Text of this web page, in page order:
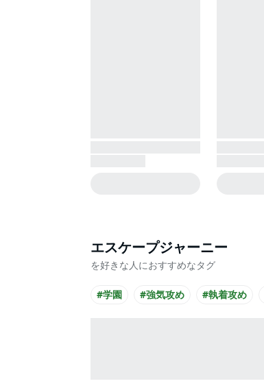
エスケープジャーニー
を好きな人におすすめなタグ
#学園 #強気攻め #執着攻め